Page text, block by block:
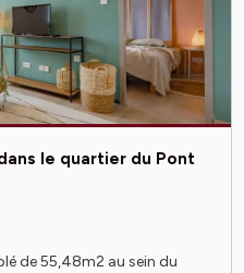
le quartier du Pont
de 55,48m2 au sein du